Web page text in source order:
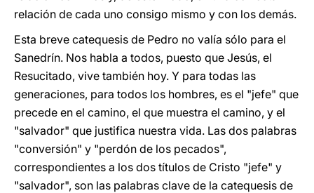
relación de cada uno consigo mismo y con los demás.
Esta breve catequesis de Pedro no valía sólo para el
Sanedrín. Nos habla a todos, puesto que Jesús, el
Resucitado, vive también hoy. Y para todas las
generaciones, para todos los hombres, es el "jefe" que
precede en el camino, el que muestra el camino, y el
"salvador" que justifica nuestra vida. Las dos palabras
"conversión" y "perdón de los pecados",
correspondientes a los dos títulos de Cristo "jefe" y
"salvador", son las palabras clave de la catequesis de